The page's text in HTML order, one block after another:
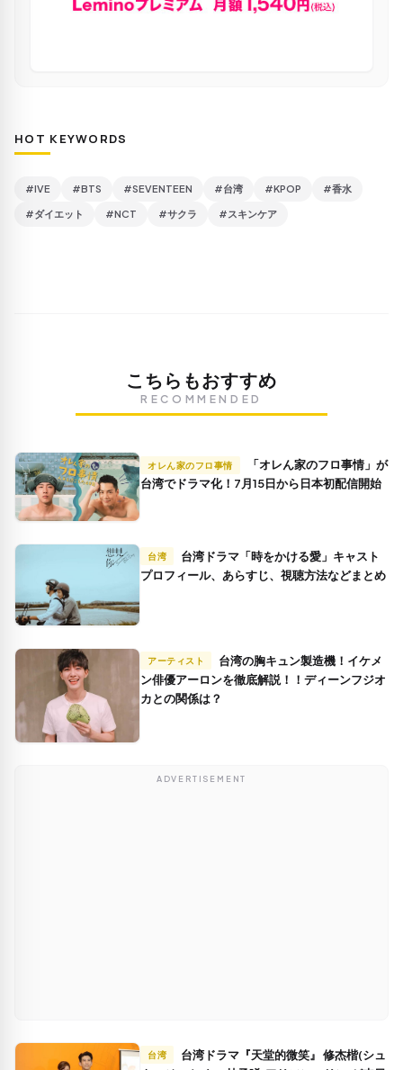
HOT KEYWORDS
#IVE #BTS #SEVENTEEN #台湾 #KPOP #香水
#ダイエット #NCT #サクラ #スキンケア
こちらもおすすめ
RECOMMENDED
オレん家のフロ事情
台湾でドラマ化！7月15日から日本初配信開始
台湾
プロフィール、あらすじ、視聴方法などまとめ
アーティスト
ン俳優アーロンを徹底解説！！ディーンフジオ
カとの関係は？
ADVERTISEMENT
台湾